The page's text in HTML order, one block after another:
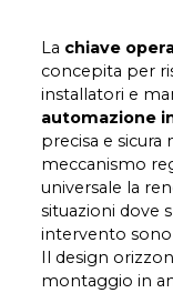
La chiave
concepita per
installatori e
automazione
precisa e
meccanismo
universale la
situazioni dove
intervento sono
Il design
montaggio in